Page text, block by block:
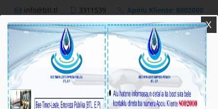
info@btl.tl 3311539 Apoiu Kliente: 8002000
BTL,E.P
Nutisia
X